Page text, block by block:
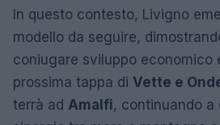
In questo contesto, Livigno
modello da seguire,
coniugare sviluppo economico
prossima tappa di Vette e
terrà ad Amalfi, continuando a